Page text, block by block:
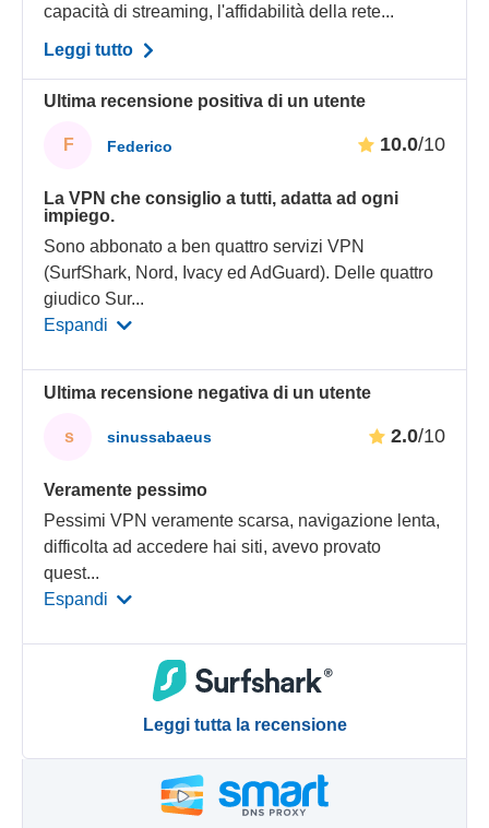
capacità di streaming, l'affidabilità della rete...
Leggi tutto
Ultima recensione positiva di un utente
F Federico 10.0/10
La VPN che consiglio a tutti, adatta ad ogni
impiego.
Sono abbonato a ben quattro servizi VPN
(SurfShark, Nord, Ivacy ed AdGuard). Delle quattro
giudico Sur...
Espandi
Ultima recensione negativa di un utente
s sinussabaeus 2.0/10
Veramente pessimo
Pessimi VPN veramente scarsa, navigazione lenta,
difficolta ad accedere hai siti, avevo provato
quest...
Espandi
Leggi tutta la recensione